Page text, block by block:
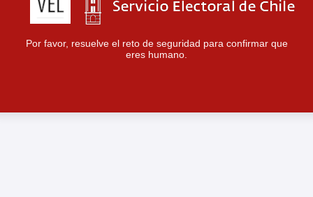
Por favor, resuelve el reto de seguridad para confirmar que
eres humano.